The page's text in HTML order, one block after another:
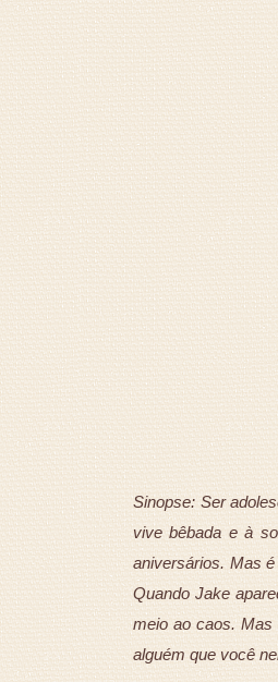
Sinopse: Ser
vive bêbada e à
aniversários. Mas
Quando Jake
meio ao caos. Mas
alguém que você